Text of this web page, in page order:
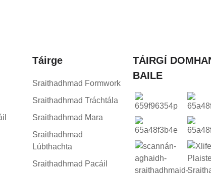
Táirge
Sraithadhmad Formwork
Sraithadhmad Tráchtála
Sraithadhmad Mara
Sraithadhmad
Lúbthachta
Sraithadhmad Pacáil
TÁIRGÍ
BAILE